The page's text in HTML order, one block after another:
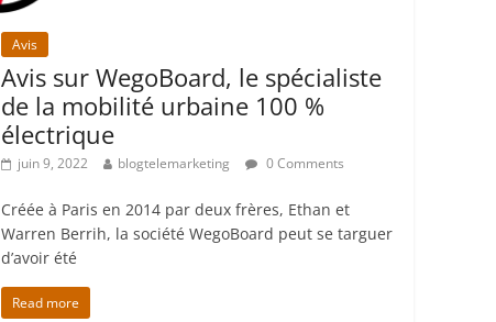
Avis
Avis sur WegoBoard, le spécialiste
de la mobilité urbaine 100 %
électrique
juin 9, 2022 blogtelemarketing 0 Comments
Créée à Paris en 2014 par deux frères, Ethan et
Warren Berrih, la société WegoBoard peut se targuer
d’avoir été
Read more